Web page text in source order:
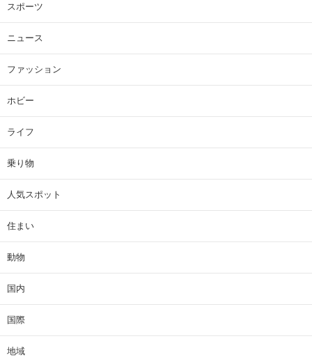
スポーツ
ニュース
ファッション
ホビー
ライフ
乗り物
人気スポット
住まい
動物
国内
国際
地域